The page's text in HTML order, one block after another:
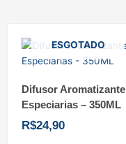
ESGOTADO
Difusor Aromatizante
Especiarias – 350ML
R$24,90